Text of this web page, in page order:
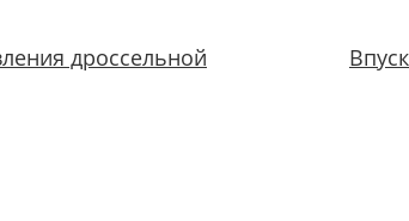
дроссельной